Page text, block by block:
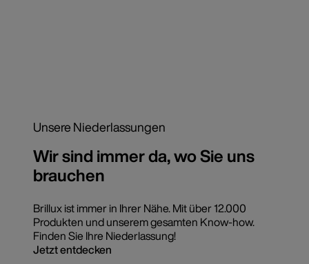
Unsere Niederlassungen
Wir sind immer da, wo Sie uns
brauchen
Brillux ist immer in Ihrer Nähe. Mit über 12.000
Produkten und unserem gesamten Know-how.
Finden Sie Ihre Niederlassung!
Jetzt entdecken